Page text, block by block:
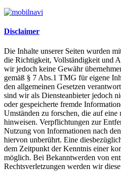
Disclaimer
Die Inhalte unserer Seiten wurden
die Richtigkeit, Vollständigkeit und
wir jedoch keine Gewähr
gemäß § 7 Abs.1 TMG für eigene
den allgemeinen Gesetzen
sind wir als Diensteanbieter jedoch
oder gespeicherte fremde
Umständen zu forschen, die auf
hinweisen. Verpflichtungen zur
Nutzung von Informationen nach
hiervon unberührt. Eine
dem Zeitpunkt der Kenntnis einer
möglich. Bei Bekanntwerden von
Rechtsverletzungen werden wir